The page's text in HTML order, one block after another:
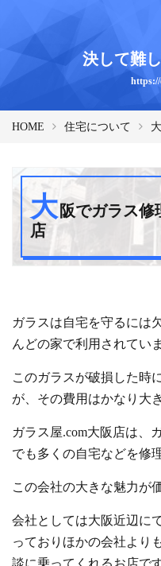
決して難
HOME 住宅について
大 阪でガラス
店
ガラスは自宅を守るには
んどの家で利用されてい
このガラスが破損した時
が、その費用はかなり大
ガラス屋.com大阪店は、
でも多くの自宅などを修
この会社の大きな魅力が
会社としては大阪近辺に
っておりほかの会社より
談に乗ってくれるお店です